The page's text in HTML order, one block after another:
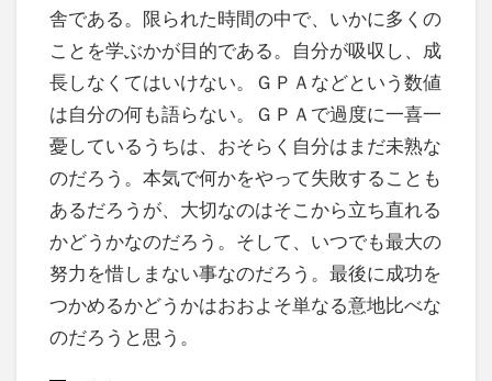
舎である。限られた時間の中で、いかに多くの
ことを学ぶかが目的である。自分が吸収し、成
長しなくてはいけない。ＧＰＡなどという数値
は自分の何も語らない。ＧＰＡで過度に一喜一
憂しているうちは、おそらく自分はまだ未熟な
のだろう。本気で何かをやって失敗することも
あるだろうが、大切なのはそこから立ち直れる
かどうかなのだろう。そして、いつでも最大の
努力を惜しまない事なのだろう。最後に成功を
つかめるかどうかはおおよそ単なる意地比べな
のだろうと思う。